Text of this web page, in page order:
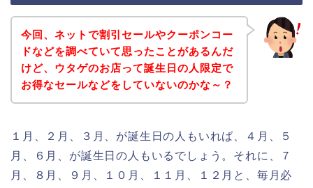
今回、ネットで割引セールやクーポンコー
ドなどを調べていて思ったことがあるんだ
けど、ウタゲのお店って誕生日の人限定で
お得なセールなどをしていないのかな～？
１月、２月、３月、が誕生日の人もいれば、４月、５
月、６月、が誕生日の人もいるでしょう。それに、７
月、８月、９月、１０月、１１月、１２月と、毎月必